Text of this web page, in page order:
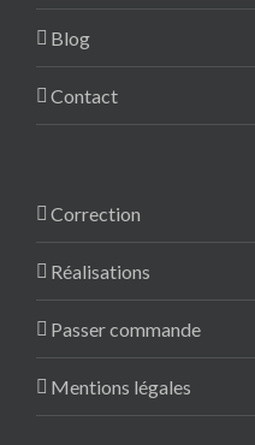
Blog
Contact
Correction
Réalisations
Passer commande
Mentions légales